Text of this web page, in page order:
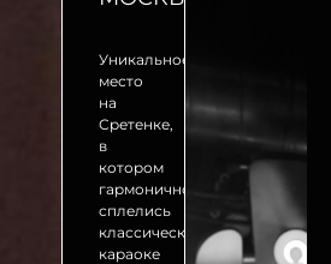
Уникальное
место
на
Сретенке,
в
котором
гармонично
сплелись
классический
караоке